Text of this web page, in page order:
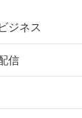
ジネス
信